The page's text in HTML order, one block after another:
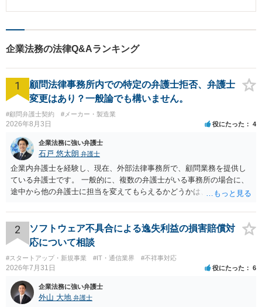
損害金の支払いを請求するという通知書が内容証明郵便にて届きました。 ま
面談は、大阪の店舗の店長と、ベリーベスト法律事務所の大阪オフィスの担
当弁護士とで対応することとなりました。 交渉の場では、担当弁護士から、
分については、会社としてXさんの労働時間と認めることはできないから、X
さんが、労働基準監督署に相談したとしても、同じ説明をするし、裁判所で
法的手続を取ったとしても、同じ説明をしていくと話をしました。 この時
は、Xさんは、労働基準監督署や知り合いの弁護士と相談すると言って帰りま
したが、1週間ほどたった頃、Xさんから、大阪オフィスの担当弁護士に連絡
ましたので、Xさんと当社とで当社の認める残業代を支払うことと、Xさんは
それ以上の請求をしない旨の合意書を交わし、本件は円満に解決しました。
企業法務の法律Q&Aランキング
1
顧問法律事務所内での特定の弁護士拒否、弁護士
変更はあり？一般論でも構いません。
#顧問弁護士契約 #メーカー・製造業
2026年8月3日 役にたった 4
企業法務に強い弁護士
石戸 悠太朗 弁護士
企業内弁護士を経験し、現在、外部法律事務所で、顧問業務を提供し
ている弁護士です。 一般的に、複数の弁護士がいる事務所の場合に、
途中から他の弁護士に担当を変えてもらえるかどうかは、当該事務所
が不満を抱いている弁護士を担当にすることは望ましくないため、別
の弁護士に変更するのが通常でしょう。それでも、担当弁護士を変え
てくれない場合は、他の弁護士の担当案件が一般で担当を変えられな
いなどの事情があるかと思います。 担当弁護士が変わらず、仕事内容
も改善されない場合には、決済権限を持つ上司に相談し、顧問契約自
体を見直すのが一番かと思います。
2
ソフトウェア不具合による逸失利益の損害賠償対
応について相談
#スタートアップ・新規事業 #IT・通信業界 #不祥事対応
2026年7月31日 役にたった 6
企業法務に強い弁護士
外山 大地 弁護士